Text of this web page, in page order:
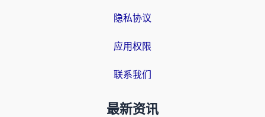
隐私协议
应用权限
联系我们
最新资讯